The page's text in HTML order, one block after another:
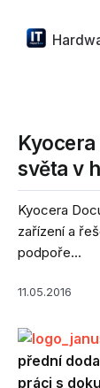
světa v
Kyocera
zařízení a
podpoře...
11.05.2016
přední
práci s